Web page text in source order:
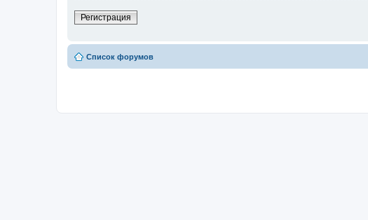
Регистрация
Список форумов